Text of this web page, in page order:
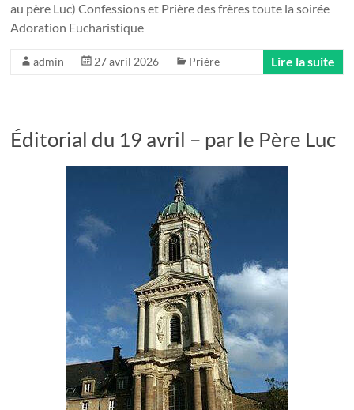
au père Luc) Confessions et Prière des frères toute la soirée
Adoration Eucharistique
admin 27 avril 2026 Prière Lire la suite
Éditorial du 19 avril – par le Père Luc